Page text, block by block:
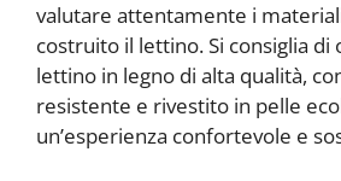
valutare attentamente i
costruito il lettino. Si consiglia di
lettino in legno di alta qualità,
resistente e rivestito in pelle
un’esperienza confortevole e